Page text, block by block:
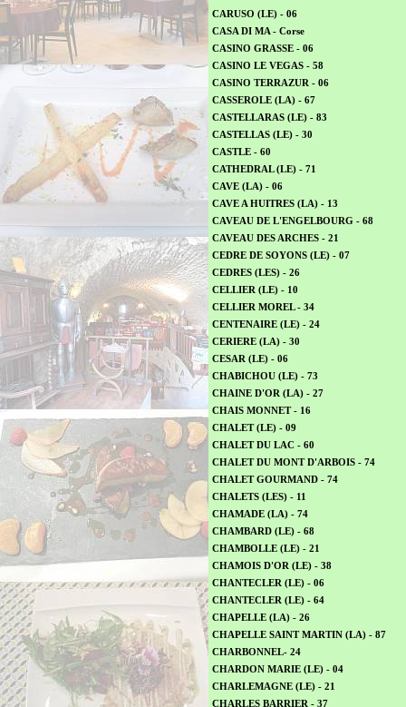
CARUSO (LE) - 06
CASA DI MA - Corse
CASINO GRASSE - 06
CASINO LE VEGAS - 58
CASINO TERRAZUR - 06
CASSEROLE (LA) - 67
CASTELLARAS (LE) - 83
CASTELLAS (LE) - 30
CASTLE - 60
CATHEDRAL (LE) - 71
CAVE (LA) - 06
CAVE A HUITRES (LA) - 13
CAVEAU DE L'ENGELBOURG - 68
CAVEAU DES ARCHES - 21
CEDRE DE SOYONS (LE) - 07
CEDRES (LES) - 26
CELLIER (LE) - 10
CELLIER MOREL - 34
CENTENAIRE (LE) - 24
CERIERE (LA) - 30
CESAR (LE) - 06
CHABICHOU (LE) - 73
CHAINE D'OR (LA) - 27
CHAIS MONNET - 16
CHALET (LE) - 09
CHALET DU LAC - 60
CHALET DU MONT D'ARBOIS - 74
CHALET GOURMAND - 74
CHALETS (LES) - 11
CHAMADE (LA) - 74
CHAMBARD (LE) - 68
CHAMBOLLE (LE) - 21
CHAMOIS D'OR (LE) - 38
CHANTECLER (LE) - 06
CHANTECLER (LE) - 64
CHAPELLE (LA) - 26
CHAPELLE SAINT MARTIN (LA) - 87
CHARBONNEL- 24
CHARDON MARIE (LE) - 04
CHARLEMAGNE (LE) - 21
CHARLES BARRIER - 37